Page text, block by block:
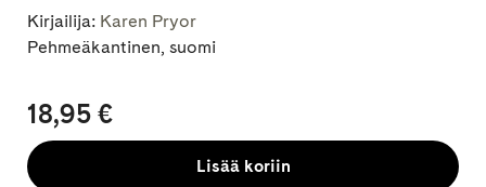
Kirjailija: Karen Pryor
Pehmeäkantinen, suomi
18,95 €
Lisää koriin